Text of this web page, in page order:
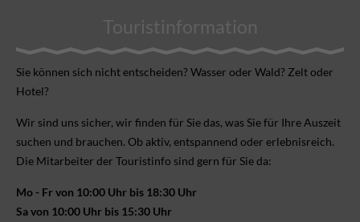
Touristinformation
Sie können sich nicht ent­scheiden? Wasser oder Wald? Zelt oder
Hotel?
Wir sind uns sicher, wir finden für Sie das, was Sie für Ihre Aus­zeit
suchen und brauchen. Ob aktiv, ent­spannend oder erlebnis­reich.
Die Mitarbeiter der Touristinfo sind gern für Sie da:
Mo - Fr von 10:00 Uhr bis 18:30 Uhr
Sa von 10:00 Uhr bis 15:30 Uhr